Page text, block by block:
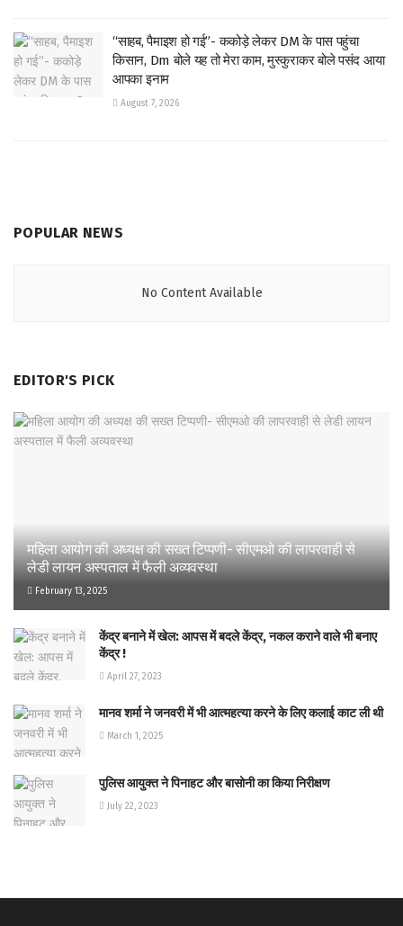
“साहब, पैमाइश हो गई”- ककोड़े लेकर DM के पास पहुंचा
किसान, Dm बोले यह तो मेरा काम, मुस्कुराकर बोले पसंद आया
आपका इनाम
August 7, 2026
POPULAR NEWS
No Content Available
EDITOR'S PICK
महिला आयोग की अध्यक्ष की सख्त टिप्पणी- सीएमओ की लापरवाही से
लेडी लायन अस्पताल में फैली अव्यवस्था
February 13, 2025
केंद्र बनाने में खेल: आपस में बदले केंद्र, नकल कराने वाले भी बनाए
केंद्र !
April 27, 2023
मानव शर्मा ने जनवरी में भी आत्महत्या करने के लिए कलाई काट ली थी
March 1, 2025
पुलिस आयुक्त ने पिनाहट और बासोनी का किया निरीक्षण
July 22, 2023